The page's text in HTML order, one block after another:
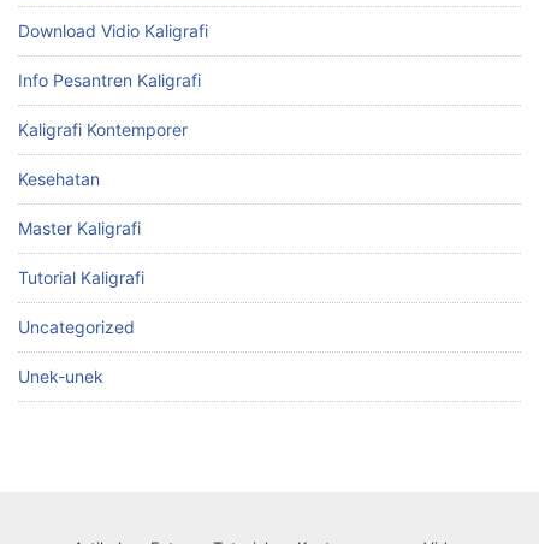
Download Vidio Kaligrafi
Info Pesantren Kaligrafi
Kaligrafi Kontemporer
Kesehatan
Master Kaligrafi
Tutorial Kaligrafi
Uncategorized
Unek-unek